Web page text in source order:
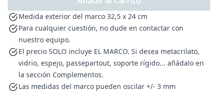
Medida exterior del marco 32,5 x 24 cm
Para cualquier cuestión, no dude en contactar con
nuestro equipo.
El precio SOLO incluye EL MARCO. Si desea metacrilato,
vidrio, espejo, passepartout, soporte rígido... añádalo en
la sección Complementos.
Las medidas del marco pueden oscilar +/- 3 mm